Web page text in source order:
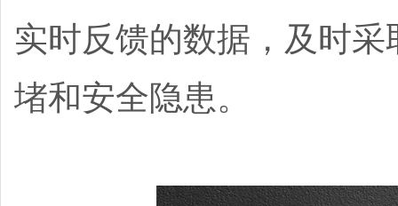
实时反馈的数据，及时
堵和安全隐患。